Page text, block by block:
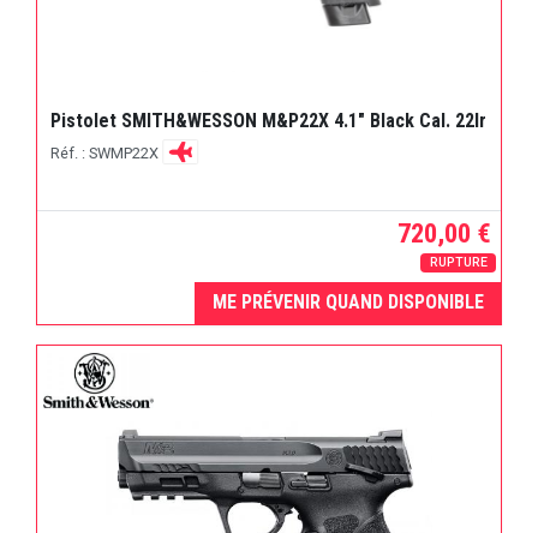
Pistolet SMITH&WESSON M&P22X 4.1" Black Cal. 22lr
Réf. : SWMP22X
720,00 €
RUPTURE
ME PRÉVENIR QUAND DISPONIBLE